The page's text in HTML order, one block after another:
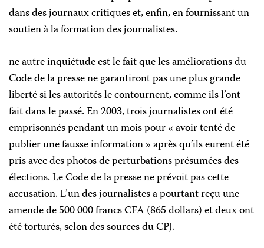
dans des journaux critiques et, enfin, en fournissant un
soutien à la formation des journalistes.
ne autre inquiétude est le fait que les améliorations du
Code de la presse ne garantiront pas une plus grande
liberté si les autorités le contournent, comme ils l’ont
fait dans le passé. En 2003, trois journalistes ont été
emprisonnés pendant un mois pour « avoir tenté de
publier une fausse information » après qu’ils eurent été
pris avec des photos de perturbations présumées des
élections. Le Code de la presse ne prévoit pas cette
accusation. L’un des journalistes a pourtant reçu une
amende de 500 000 francs CFA (865 dollars) et deux ont
été torturés, selon des sources du CPJ.